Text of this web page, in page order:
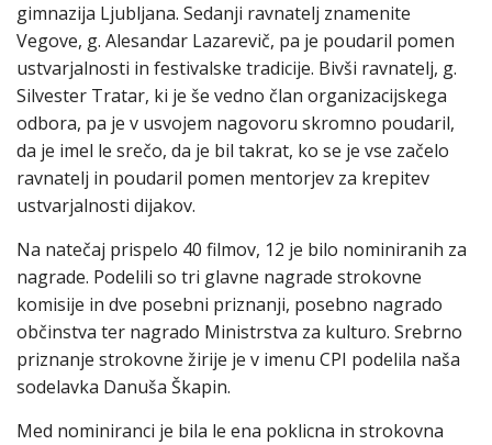
gimnazija Ljubljana. Sedanji ravnatelj znamenite
Vegove, g. Alesandar Lazarevič, pa je poudaril pomen
ustvarjalnosti in festivalske tradicije. Bivši ravnatelj, g.
Silvester Tratar, ki je še vedno član organizacijskega
odbora, pa je v usvojem nagovoru skromno poudaril,
da je imel le srečo, da je bil takrat, ko se je vse začelo
ravnatelj in poudaril pomen mentorjev za krepitev
ustvarjalnosti dijakov.
Na natečaj prispelo 40 filmov, 12 je bilo nominiranih za
nagrade. Podelili so tri glavne nagrade strokovne
komisije in dve posebni priznanji, posebno nagrado
občinstva ter nagrado Ministrstva za kulturo. Srebrno
priznanje strokovne žirije je v imenu CPI podelila naša
sodelavka Danuša Škapin.
Med nominiranci je bila le ena poklicna in strokovna